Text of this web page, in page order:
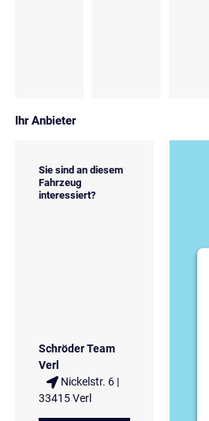
Ihr Anbieter
Sie sind an diesem
Fahrzeug
interessiert?
Schröder Team
Verl
Nickelstr. 6 |
33415 Verl